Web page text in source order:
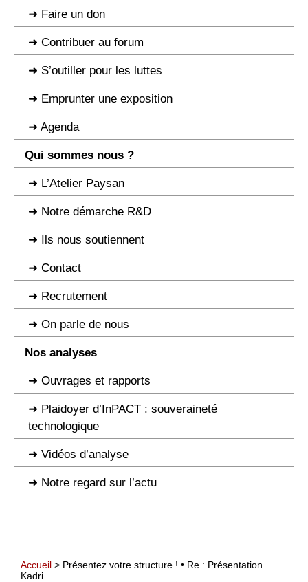
Faire un don
Contribuer au forum
S’outiller pour les luttes
Emprunter une exposition
Agenda
Qui sommes nous ?
L’Atelier Paysan
Notre démarche R&D
Ils nous soutiennent
Contact
Recrutement
On parle de nous
Nos analyses
Ouvrages et rapports
Plaidoyer d’InPACT : souveraineté
technologique
Vidéos d’analyse
Notre regard sur l’actu
Accueil > Présentez votre structure ! • Re : Présentation
Kadri